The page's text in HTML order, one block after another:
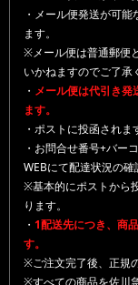
・メール便発送が可
ます。
※メール便は普通郵便
いかねますのでご了承
・ メール便は代引き発
ます。
・ポストに投函され
・お問合せ番号+バー
WEBにて配達状況の確
※基本的にポストから
ります。
・ 1配送先につき、商
す。
※ご注文完了後、正規
※すべての商品を佐川